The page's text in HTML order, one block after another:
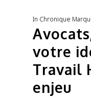
In Chronique
votre
Travail
enjeu